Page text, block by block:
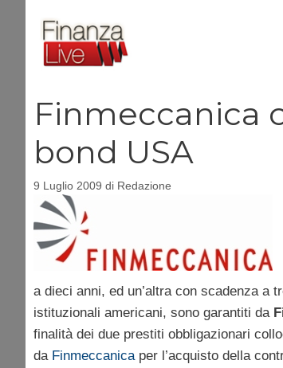
contenuto
Finmeccanica
bond USA
9 Luglio 2009 di Redazione
a dieci anni, ed un’altra con scadenza a
istituzionali americani, sono garantiti da
finalità dei due prestiti obbligazionari
da Finmeccanica per l’acquisto della